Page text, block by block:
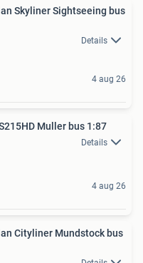
Skyliner Sightseeing bus
Details
4 aug 26
Muller bus 1:87
Details
4 aug 26
Cityliner Mundstock bus